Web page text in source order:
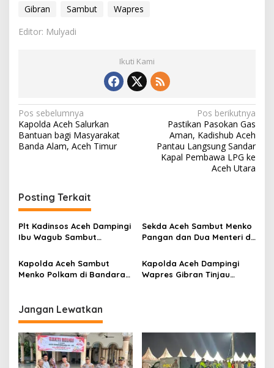
e
u
Gibran Sambut
Wapres
Editor: Mulyadi
Ikuti Kami
N
a
v
a
s
i
o
Pos sebelumnya
Kapolda Aceh Salurkan
Bantuan bagi Masyarakat
Banda Alam, Aceh Timur
Pos berikutnya
Pastikan Pasokan Gas
Aman, Kadishub Aceh
Pantau Langsung Sandar
Kapal Pembawa LPG ke
Aceh Utara
Posting Terkait
Plt Kadinsos Aceh Dampingi
Ibu Wagub Sambut
SIM
Sekda Aceh Sambut Menko
Pangan dan Dua Menteri di
Kapolda Aceh Sambut
Menko Polkam di Bandara
Huntara
Kapolda Aceh Dampingi
Wapres Gibran Tinjau
Jangan Lewatkan